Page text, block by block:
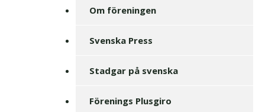
Om föreningen
Svenska Press
Stadgar på svenska
Förenings Plusgiro